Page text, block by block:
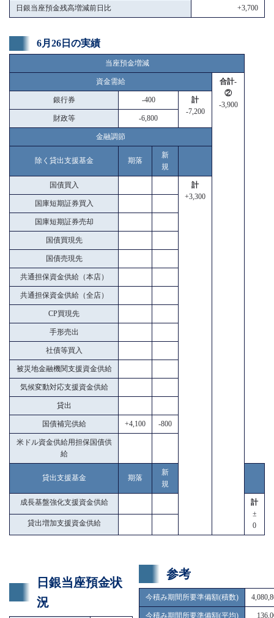
日銀当座預金残高増減前日比 +3,700
6月26日の実績
当座預金増減
資金需給
合計-
②
-3,900
銀行券 -400
計
-7,200
財政等 -6,800
金融調節
除く貸出支援基金 期落
新
規
国債買入
計
+3,300
国庫短期証券買入
国庫短期証券売却
国債買現先
国債売現先
共通担保資金供給（本店）
共通担保資金供給（全店）
CP買現先
手形売出
社債等買入
被災地金融機関支援資金供給
気候変動対応支援資金供給
貸出
国債補完供給 +4,100 -800
米ドル資金供給用担保国債供
給
貸出支援基金 期落
新
規
成長基盤強化支援資金供給
計
±
0
貸出増加支援資金供給
日銀当座預金状
況
参考
今積み期間所要準備額(積数)
今積み期間所要準備額(平均)